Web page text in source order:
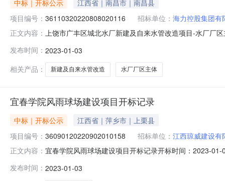
中标｜开标公示
江西省｜南昌市｜南昌县
项目编号： 36110320220808020116 招标单位： 海力控股集团有
正文内容： 上饶市广丰区城北水厂新建及自来水管改造项目-水厂
间:MonJan0220:34:45CST2023,投标人名称:甘肃第四
发布时间： 2023-01-03
相关产品：
新建及自来水管改造 水厂厂区主体
宜春学院风雨球场建设项目开标记录
中标｜开标公示
江西省｜萍乡市｜上栗县
项目编号： 36090120220902010158 招标单位： 江西琼威建设有
正文内容： 宜春学院风雨球场建设项目开标记录开标时间：2023-
投标人名称:江西交泰路桥建设有限公司;项目负责人:黄妍
发布时间： 2023-01-03